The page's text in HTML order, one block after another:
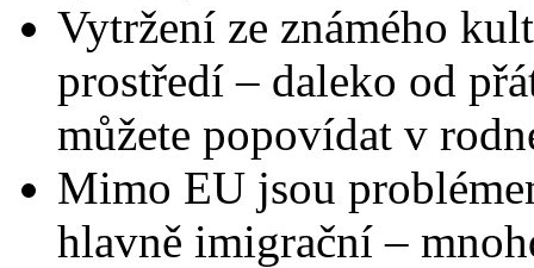
Vytržení ze známého
prostředí – daleko od
můžete popovídat v
Mimo EU jsou
hlavně imigrační –